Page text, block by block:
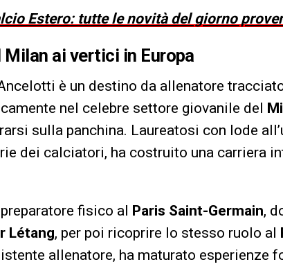
Estero: tutte le novità del giorno
Milan ai vertici in Europa
è un destino da allenatore
nel celebre settore giovanile del
sulla panchina. Laureatosi con lode
dei calciatori, ha costruito una carriera
fisico al Paris Saint-Germain,
Létang, per poi ricoprire lo stesso ruolo al
allenatore, ha maturato esperienze